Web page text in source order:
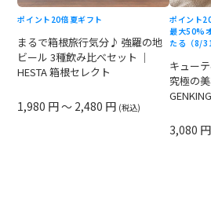
ポイント20倍 夏ギフト
まるで箱根旅行気分♪ 強羅の地
ビール 3種飲み比べセット ｜
HESTA 箱根セレクト
1,980 円 ～ 2,480 円 (税込)
ポイント
最大50%
たる（8/
キュー
究極の
3,080 円